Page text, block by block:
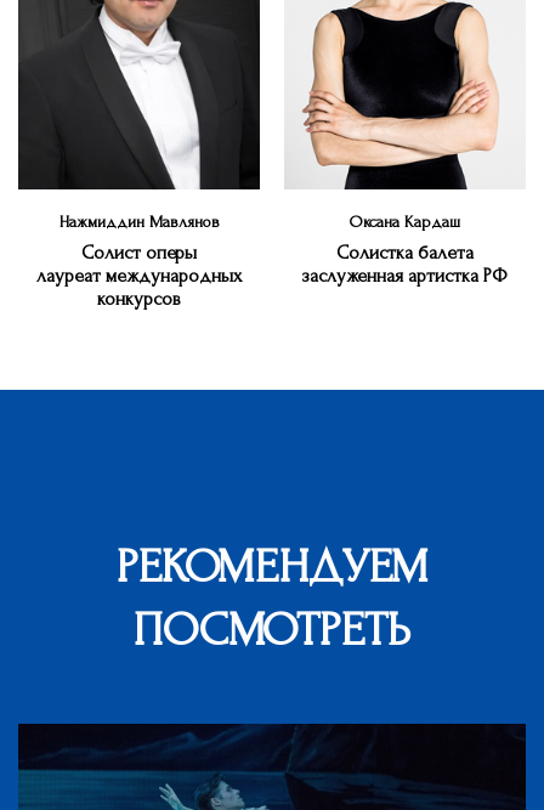
Нажмиддин Мавлянов
Солист оперы
лауреат международных
конкурсов
Оксана Кардаш
Солистка балета
заслуженная артистка РФ
РЕКОМЕНДУЕМ
ПОСМОТРЕТЬ